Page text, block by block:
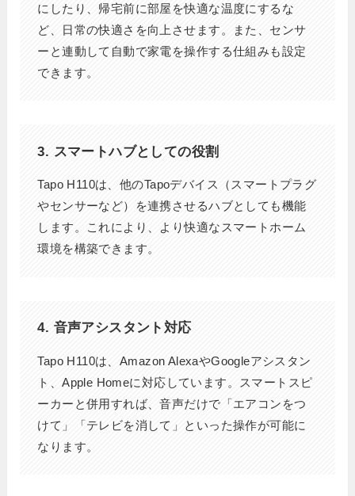
にしたり、帰宅前に部屋を快適な温度にするな
ど、日常の快適さを向上させます。また、センサ
ーと連動して自動で家電を操作する仕組みも設定
できます。
3. スマートハブとしての役割
Tapo H110は、他のTapoデバイス（スマートプラグ
やセンサーなど）を連携させるハブとしても機能
します。これにより、より快適なスマートホーム
環境を構築できます。
4. 音声アシスタント対応
Tapo H110は、Amazon AlexaやGoogleアシスタン
ト、Apple Homeに対応しています。スマートスピ
ーカーと併用すれば、音声だけで「エアコンをつ
けて」「テレビを消して」といった操作が可能に
なります。